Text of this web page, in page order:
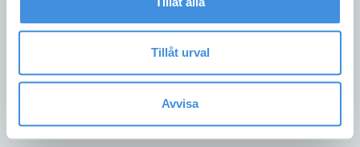
Tillåt urval
Avvisa